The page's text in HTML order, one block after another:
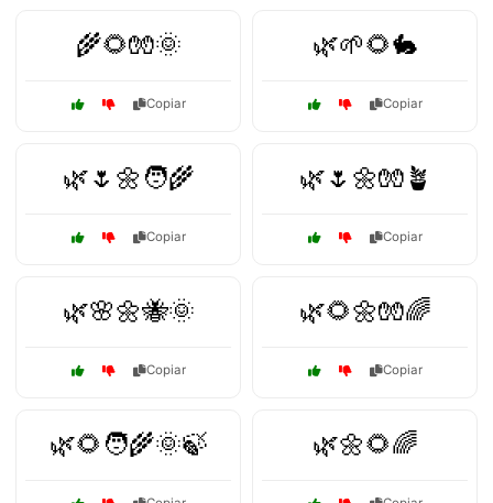
🌾🌻🧤🌞
Copiar
🌿🌱🌻🐇
Copiar
🌿🌷🌼🧑‍🌾
Copiar
🌿🌷🌼🧤🪴
Copiar
🌿🌸🌼🐝🌞
Copiar
🌿🌻🌼🧤🌈
Copiar
🌿🌻🧑‍🌾🌞🍃 🌿🌼🌻🌈